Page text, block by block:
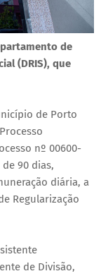
de
(DRIS), que
de Porto
nº 00600-
de 90 dias,
diária, a
Regularização
de Divisão,